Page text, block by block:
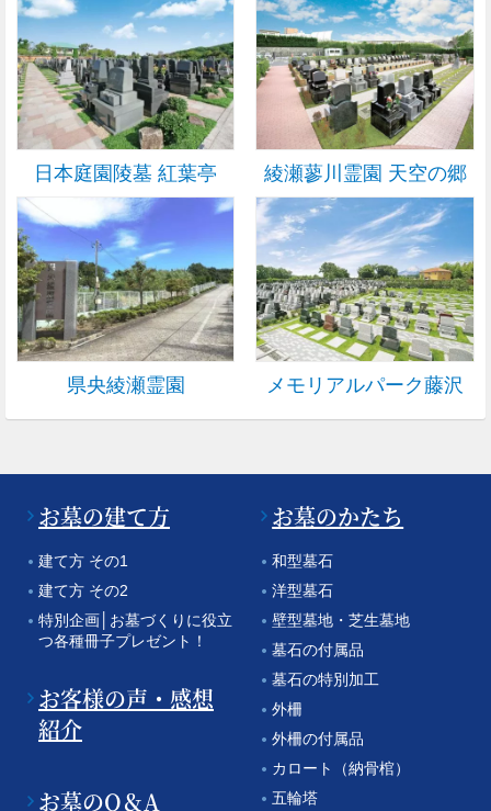
日本庭園陵墓 紅葉亭 綾瀬蓼川霊園 天空の郷
県央綾瀬霊園 メモリアルパーク藤沢
お墓の建て方
建て方 その1
建て方 その2
特別企画│お墓づくりに役立
つ各種冊子プレゼント！
お客様の声・感想
紹介
お墓のQ＆A
お墓のかたち
和型墓石
洋型墓石
壁型墓地・芝生墓地
墓石の付属品
墓石の特別加工
外柵
外柵の付属品
カロート（納骨棺）
五輪塔